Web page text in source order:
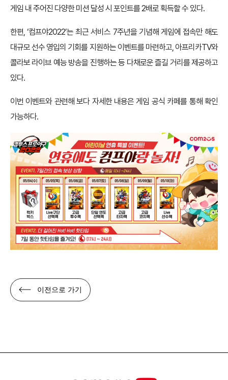
게임 내 주어진 다양한 미션 달성 시 포인트를 2배로 획득할 수 있다.
한편, ‘컴프야2022’는 최근 서비스 7주년을 기념해 게임에 접속만 해도
대규모 선수 영입의 기회를 지원하는 이벤트를 마련하고, 아프리카TV와
콜라보 라이브 예능 방송을 진행하는 등 다채로운 즐길 거리를 제공하고
있다.
이번 이벤트와 관련해 보다 자세한 내용은 게임 공식 카페를 통해 확인
가능하다.
이전으로 가기